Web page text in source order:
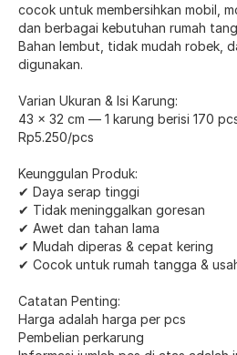
cocok untuk membersihkan mobil,
dan berbagai kebutuhan rumah
Bahan lembut, tidak mudah robek,
digunakan.
Varian Ukuran & Isi Karung:
43 × 32 cm — 1 karung berisi 170
Rp5.250/pcs
Keunggulan Produk:
✔ Daya serap tinggi
✔ Tidak meninggalkan goresan
✔ Awet dan tahan lama
✔ Mudah diperas & cepat kering
✔ Cocok untuk rumah tangga &
Catatan Penting:
Harga adalah harga per pcs
Pembelian perkarung